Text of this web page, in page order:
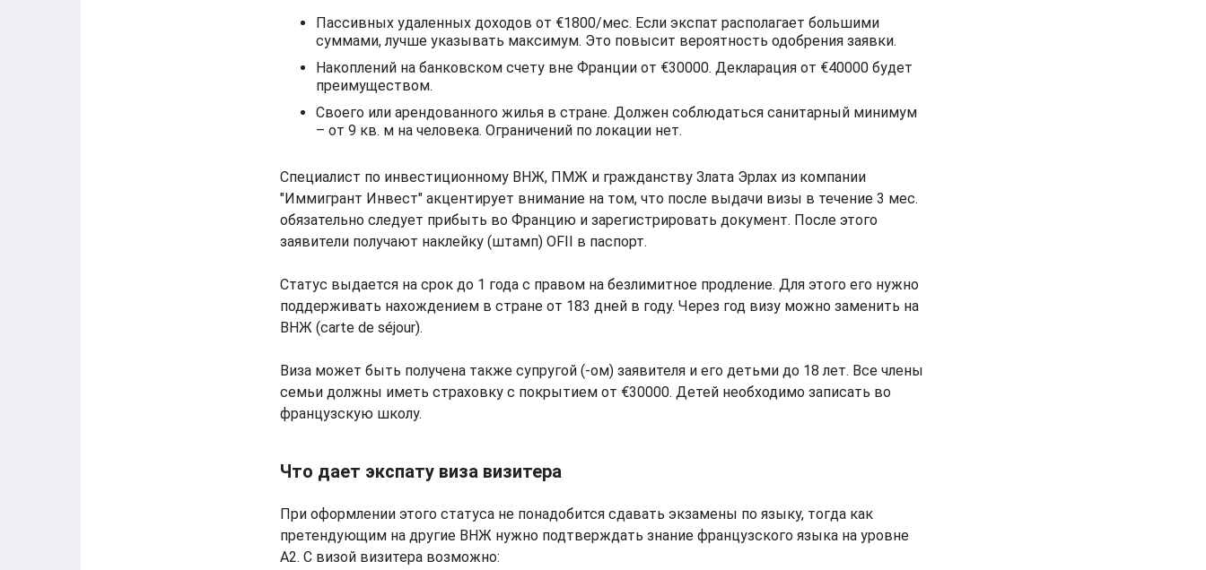
Пассивных удаленных доходов от €1800/мес. Если экспат располагает большими
суммами, лучше указывать максимум. Это повысит вероятность одобрения заявки.
Накоплений на банковском счету вне Франции от €30000. Декларация от €40000 будет
преимуществом.
Своего или арендованного жилья в стране. Должен соблюдаться санитарный минимум
– от 9 кв. м на человека. Ограничений по локации нет.
Специалист по инвестиционному ВНЖ, ПМЖ и гражданству Злата Эрлах из компании
"Иммигрант Инвест" акцентирует внимание на том, что после выдачи визы в течение 3 мес.
обязательно следует прибыть во Францию и зарегистрировать документ. После этого
заявители получают наклейку (штамп) OFII в паспорт.
Статус выдается на срок до 1 года с правом на безлимитное продление. Для этого его нужно
поддерживать нахождением в стране от 183 дней в году. Через год визу можно заменить на
ВНЖ (carte de séjour).
Виза может быть получена также супругой (-ом) заявителя и его детьми до 18 лет. Все члены
семьи должны иметь страховку с покрытием от €30000. Детей необходимо записать во
французскую школу.
Что дает экспату виза визитера
При оформлении этого статуса не понадобится сдавать экзамены по языку, тогда как
претендующим на другие ВНЖ нужно подтверждать знание французского языка на уровне
A2. С визой визитера возможно: